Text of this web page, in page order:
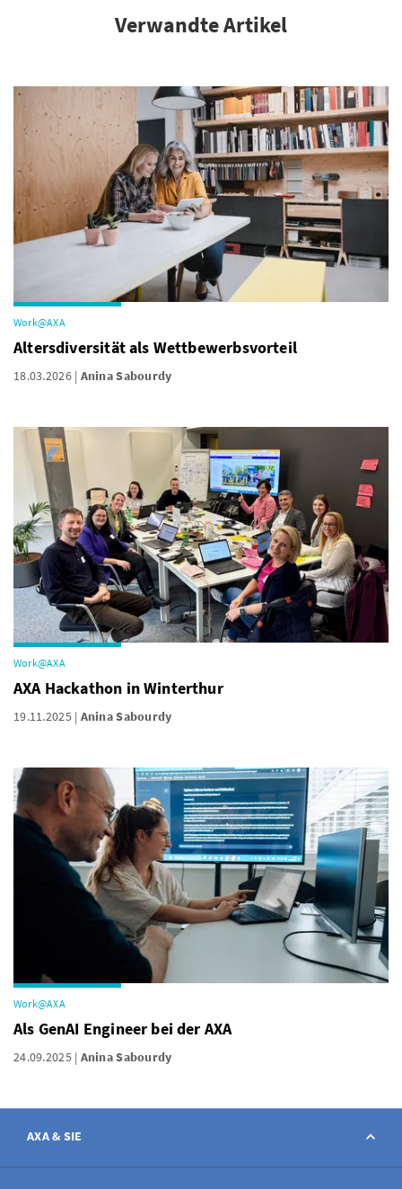
Verwandte Artikel
Work@AXA
Altersdiversität als Wettbewerbsvorteil
18.03.2026 Anina Sabourdy
Work@AXA
AXA Hackathon in Winterthur
19.11.2025 Anina Sabourdy
Work@AXA
Als GenAI Engineer bei der AXA
24.09.2025 Anina Sabourdy
AXA & SIE